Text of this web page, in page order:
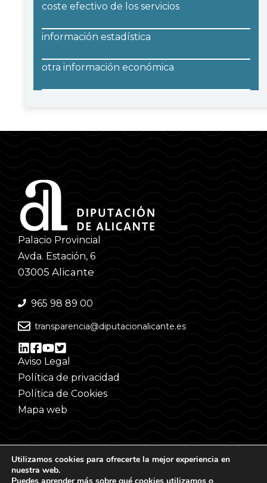
coste efectivo de los servicios
información estadística
otra información económica
Palacio Provincial
Avda. Estación, 6
03005 Alicante
965 98 89 00
transparencia@diputacionalicante.es
Aviso Legal
Política de privacidad
Política de Cookies
Mapa web
Utilizamos cookies para ofrecerte la mejor experiencia en
nuestra web.